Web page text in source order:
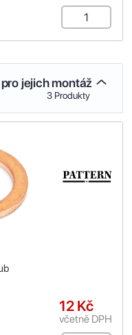
jejich montáž
3 Produkty
12 Kč
včetně DPH